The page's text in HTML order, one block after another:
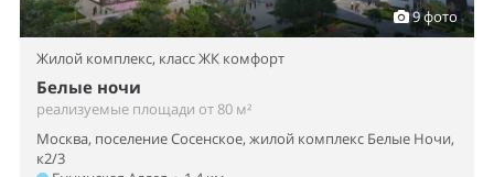
9 фото
Жилой комплекс, класс ЖК комфорт
Белые ночи
реализуемые площади от 80 м²
Москва, поселение Сосенское, жилой комплекс Белые Ночи,
к2/3